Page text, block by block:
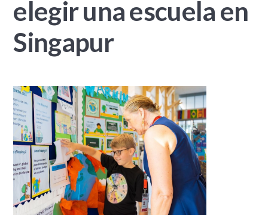
elegir una escuela en
Singapur